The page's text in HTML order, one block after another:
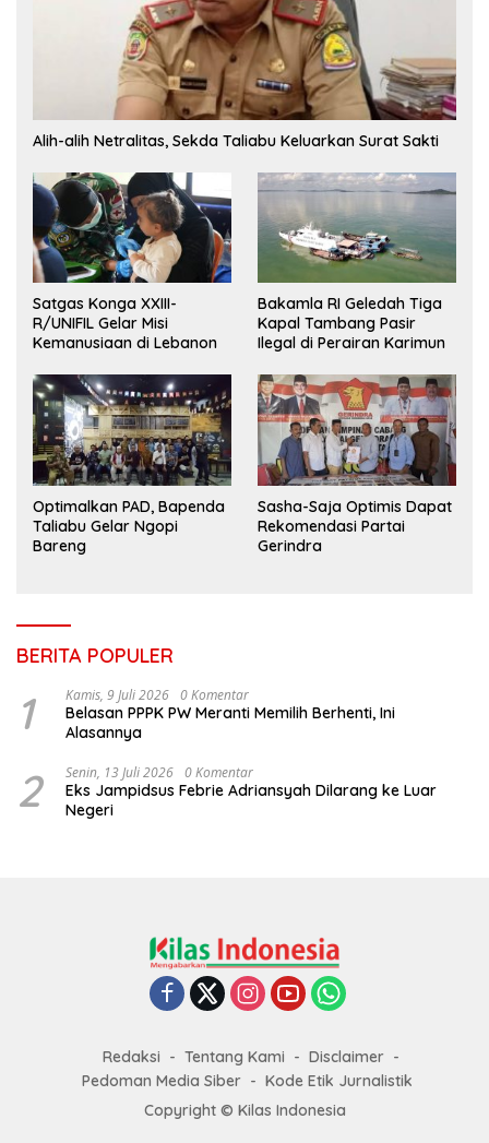
Alih-alih Netralitas, Sekda Taliabu Keluarkan Surat Sakti
Satgas Konga XXIII-
R/UNIFIL Gelar Misi
Kemanusiaan di Lebanon
Bakamla RI Geledah Tiga
Kapal Tambang Pasir
Ilegal di Perairan Karimun
Optimalkan PAD, Bapenda
Taliabu Gelar Ngopi
Bareng
Sasha-Saja Optimis Dapat
Rekomendasi Partai
Gerindra
BERITA POPULER
1 Kamis, 9 Juli 2026 0 Komentar
Belasan PPPK PW Meranti Memilih Berhenti, Ini
Alasannya
2 Senin, 13 Juli 2026 0 Komentar
Eks Jampidsus Febrie Adriansyah Dilarang ke Luar
Negeri
Redaksi Tentang Kami
Disclaimer
Pedoman Media Siber
Kode Etik Jurnalistik
Copyright © Kilas Indonesia